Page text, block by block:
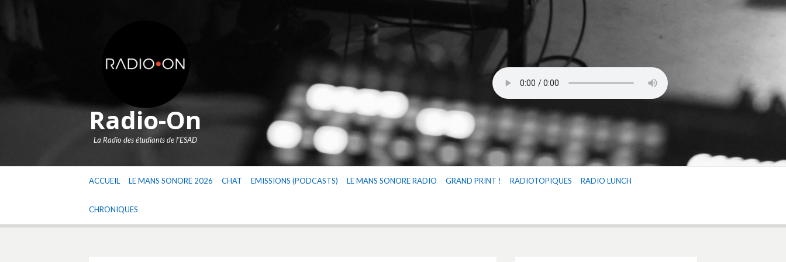
Radio-On
La Radio des étudiants de l'ESAD
ACCUEIL LE MANS SONORE 2026 CHAT EMISSIONS (PODCASTS) LE MANS SONORE RADIO GRAND PRINT ! RADIOTOPIQUES RADIO LUNCH
CHRONIQUES